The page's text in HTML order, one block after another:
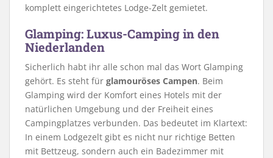
komplett eingerichtetes Lodge-Zelt gemietet.
Glamping: Luxus-Camping in den
Niederlanden
Sicherlich habt ihr alle schon mal das Wort Glamping
gehört. Es steht für glamouröses Campen. Beim
Glamping wird der Komfort eines Hotels mit der
natürlichen Umgebung und der Freiheit eines
Campingplatzes verbunden. Das bedeutet im Klartext:
In einem Lodgezelt gibt es nicht nur richtige Betten
mit Bettzeug, sondern auch ein Badezimmer mit